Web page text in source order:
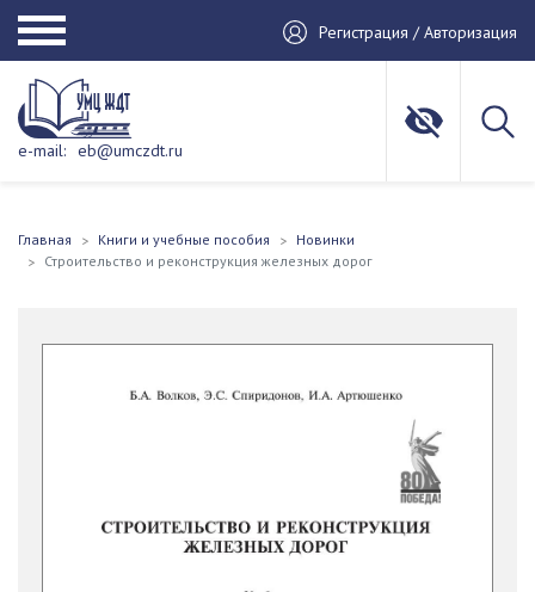
Регистрация / Авторизация
e-mail: eb@umczdt.ru
Главная Книги и учебные пособия
Новинки
Строительство и реконструкция железных дорог